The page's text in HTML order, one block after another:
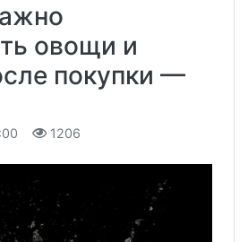
овощи и
покупки —
1206